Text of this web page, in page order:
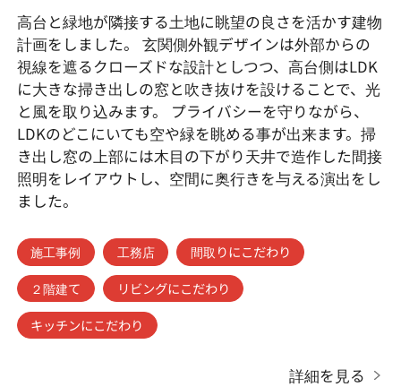
高台と緑地が隣接する土地に眺望の良さを活かす建物
計画をしました。 玄関側外観デザインは外部からの
視線を遮るクローズドな設計としつつ、高台側はLDK
に大きな掃き出しの窓と吹き抜けを設けることで、光
と風を取り込みます。 プライバシーを守りながら、
LDKのどこにいても空や緑を眺める事が出来ます。掃
き出し窓の上部には木目の下がり天井で造作した間接
照明をレイアウトし、空間に奥行きを与える演出をし
ました。
施工事例 工務店
間取りにこだわり
２階建て
リビングにこだわり
キッチンにこだわり
詳細を見る